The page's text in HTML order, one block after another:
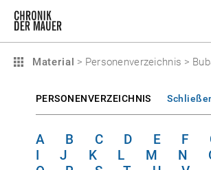
Material > Personenverzeichnis >
PERSONENVERZEICHNIS
A B C D E F
I
J K L M N